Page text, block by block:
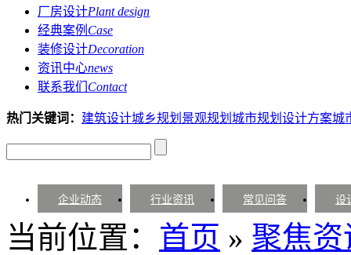
厂房设计Plant design
经典案例 Case
装修设计Decoration
资讯中心news
联系我们 Contact
热门关键词： 建筑设计城乡规划 景观规划 城市规划设计方案城
企业动态 行业资讯 常见问答 设
当前位置： 首页 » 聚焦资